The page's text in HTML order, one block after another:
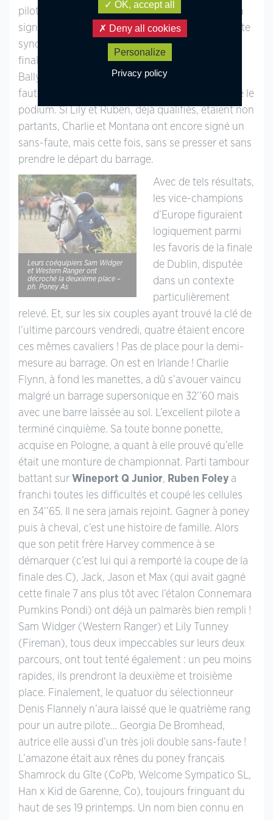
pilote de 15 ans s’est rattrapé de belle manière en
signant ce jour-là l’un des deux double sans-faute
synonyme de victoire et de qualification pour la
finale. Aux rênes de Dunard Trixie Mix et de
Ballyfore Rosie, Juliette Mcintosh, double sans-
faute elle aussi et Ted Fagan (0+4) ont complété le
podium. Si Lily et Ruben, déjà qualifiés, étaient non
partants, Charlie et Montana ont encore signé un
sans-faute, mais cette fois, sans se presser et sans
prendre le départ du barrage.
Leurs coéquipiers Sam Widger
et Western Ranger ont
décroché la deuxième place –
ph. Poney As
Avec de tels résultats,
les vice-champions
d’Europe figuraient
logiquement parmi
les favoris de la finale
de Dublin, disputée
dans un contexte
particulièrement
relevé. Et, sur les six couples ayant trouvé la clé de
l’ultime parcours vendredi, quatre étaient encore
ces mêmes cavaliers ! Pas de place pour la demi-
mesure au barrage. On est en Irlande ! Charlie
Flynn, à fond les manettes, a dû s’avouer vaincu
malgré un barrage supersonique en 32’’60 mais
avec une barre laissée au sol. L’excellent pilote a
terminé cinquième. Sa toute bonne ponette,
acquise en Pologne, a quant à elle prouvé qu’elle
était une monture de championnat. Parti tambour
battant sur Wineport Q Junior, Ruben Foley a
franchi toutes les difficultés et coupé les cellules
en 34’’65. Il ne sera jamais rejoint. Gagner à poney
puis à cheval, c’est une histoire de famille. Alors
que son petit frère Harvey commence à se
démarquer (c’est lui qui a remporté la coupe de la
finale des C), Jack, Jason et Max (qui avait gagné
cette finale 7 ans plus tôt avec l’étalon Connemara
Pumkins Pondi) ont déjà un palmarès bien rempli !
Sam Widger (Western Ranger) et Lily Tunney
(Fireman), tous deux impeccables sur leurs deux
parcours, ont tout tenté également : un peu moins
rapides, ils prendront la deuxième et troisième
place. Finalement, le quatuor du sélectionneur
Denis Flannely n’aura laissé que le quatrième rang
pour un autre pilote… Georgia De Bromhead,
autrice elle aussi d’un très joli double sans-faute !
L’amazone était aux rênes du poney français
Shamrock du Gîte (CoPb, Welcome Sympatico SL,
Han x Kid de Garenne, Co), toujours fringuant du
haut de ses 19 printemps. Un nom bien connu en
OK, accept all
Deny all cookies
Personalize
Privacy policy